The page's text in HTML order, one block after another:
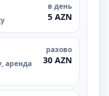
в день
5 AZN
аренда
разово
30 AZN